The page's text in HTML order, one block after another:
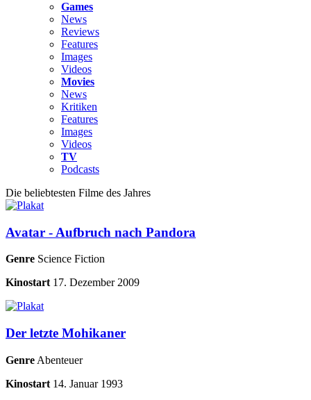
Games
News
Reviews
Features
Images
Videos
Movies
News
Kritiken
Features
Images
Videos
TV
Podcasts
Die beliebtesten Filme des Jahres
Avatar - Aufbruch nach Pandora
Genre Science Fiction
Kinostart 17. Dezember 2009
Der letzte Mohikaner
Genre Abenteuer
Kinostart 14. Januar 1993